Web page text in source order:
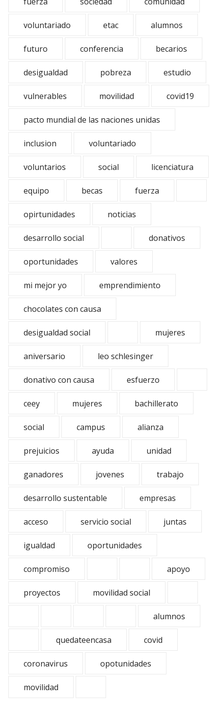
voluntariado etac alumnos
futuro conferencia becarios
desigualdad pobreza estudio
vulnerables movilidad covid19
pacto mundial de las naciones unidas
inclusion voluntariado
voluntarios social licenciatura
equipo becas fuerza
opirtunidades noticias
desarrollo social donativos
oportunidades valores
mi mejor yo emprendimiento
chocolates con causa
desigualdad social mujeres
aniversario leo schlesinger
donativo con causa esfuerzo
ceey mujeres bachillerato
social campus alianza
prejuicios ayuda unidad
ganadores jovenes trabajo
desarrollo sustentable empresas
acceso servicio social juntas
igualdad oportunidades
compromiso apoyo
proyectos movilidad social
alumnos
quedateencasa covid
coronavirus opotunidades
movilidad